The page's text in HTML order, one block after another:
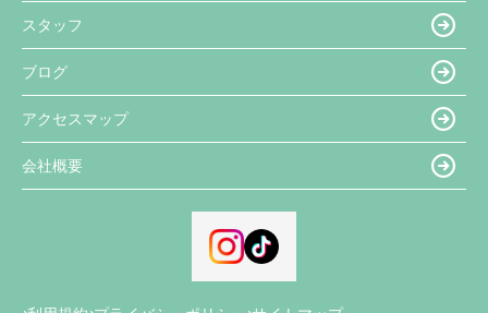
スタッフ
ブログ
アクセスマップ
会社概要